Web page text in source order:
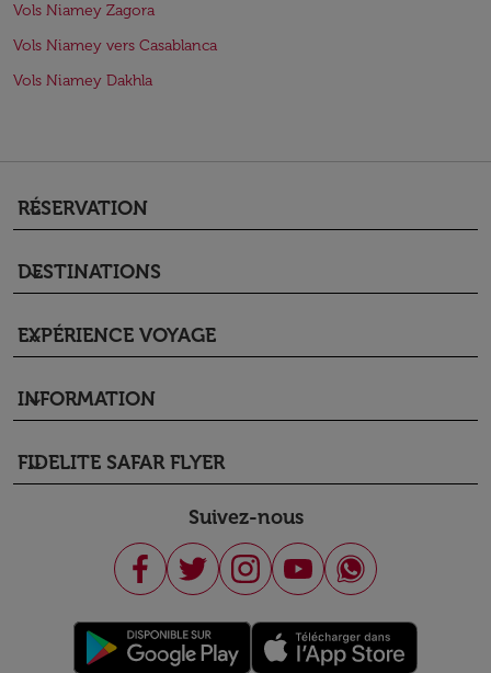
Vols Niamey Zagora
Vols Niamey vers Casablanca
Vols Niamey Dakhla
RÉSERVATION
keyboard_arrow_down
DESTINATIONS
keyboard_arrow_down
EXPÉRIENCE VOYAGE
keyboard_arrow_down
INFORMATION
keyboard_arrow_down
FIDELITE SAFAR FLYER
keyboard_arrow_down
Suivez-nous